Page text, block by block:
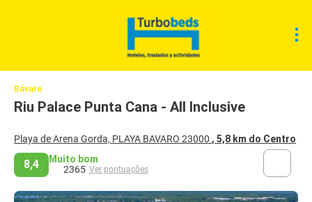
Bávaro
Riu Palace Punta Cana - All Inclusive
Playa de Arena Gorda, PLAYA BAVARO 23000 , 5,8 km do Centro
8,4
Muito bom
2365 Ver pontuações